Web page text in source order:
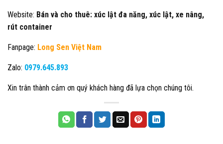
Website: Bán và cho thuê: xúc lật đa năng, xúc lật, xe nâng,
rút container
Fanpage: Long Sen Việt Nam
Zalo: 0979.645.893
Xin trân thành cảm ơn quý khách hàng đã lựa chọn chúng tôi.